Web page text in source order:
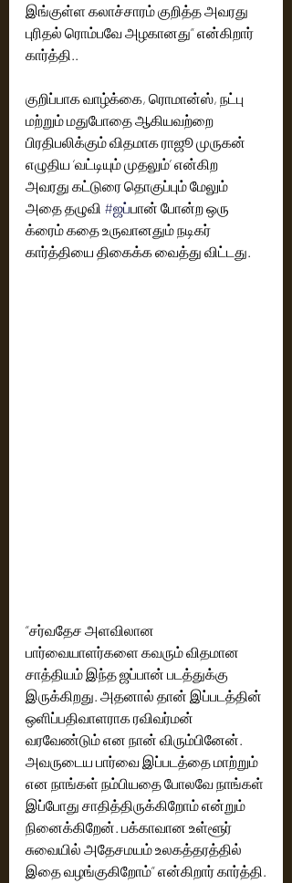
இங்குள்ள கலாச்சாரம் குறித்த அவரது
புரிதல் ரொம்பவே அழகானது” என்கிறார்
கார்த்தி..
குறிப்பாக வாழ்க்கை, ரொமான்ஸ், நட்பு
மற்றும் மதுபோதை ஆகியவற்றை
பிரதிபலிக்கும் விதமாக ராஜூ முருகன்
எழுதிய ‘வட்டியும் முதலும்’ என்கிற
அவரது கட்டுரை தொகுப்பும் மேலும்
அதை தழுவி #ஜப்பான் போன்ற ஒரு
க்ரைம் கதை உருவானதும் நடிகர்
கார்த்தியை திகைக்க வைத்து விட்டது.
“சர்வதேச அளவிலான
பார்வையாளர்களை கவரும் விதமான
சாத்தியம் இந்த ஜப்பான் படத்துக்கு
இருக்கிறது. அதனால் தான் இப்படத்தின்
ஒளிப்பதிவாளராக ரவிவர்மன்
வரவேண்டும் என நான் விரும்பினேன்.
அவருடைய பார்வை இப்படத்தை மாற்றும்
என நாங்கள் நம்பியதை போலவே நாங்கள்
இப்போது சாதித்திருக்கிறோம் என்றும்
நினைக்கிறேன். பக்காவான உள்ளூர்
சுவையில் அதேசமயம் உலகத்தரத்தில்
இதை வழங்குகிறோம்” என்கிறார் கார்த்தி.